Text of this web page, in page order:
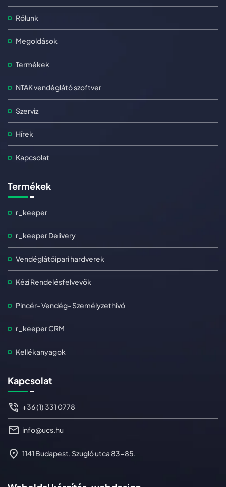
Rólunk
Megoldások
Termékek
NTAK vendéglátó szoftver
Szerviz
Hírek
Kapcsolat
Termékek
r_keeper
r_keeper Delivery
Vendéglátóipari hardverek
Kézi Rendelésfelvevők
Pincér- Vendég- Személyzethívó
r_keeper CRM
Kellékanyagok
Kapcsolat
+36 (1) 331 0778
info@ucs.hu
1141 Budapest, Szugló utca 83-85.